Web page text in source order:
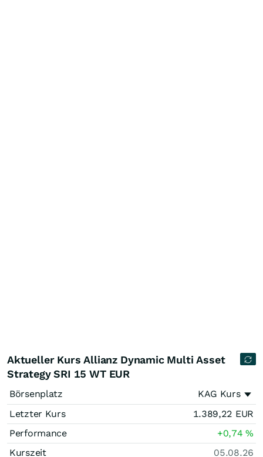
Aktueller Kurs Allianz Dynamic Multi Asset
Strategy SRI 15 WT EUR
Börsenplatz
KAG Kurs
Letzter Kurs
1.389,22 EUR
Performance
+0,74%
Kurszeit
05.08.26